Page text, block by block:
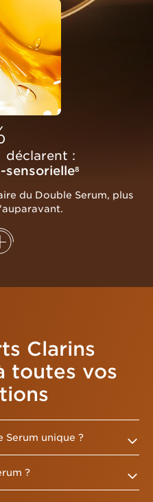
déclarent :
8
du Double Serum, plus
Clarins
toutes vos
Serum unique ?
innovante de
?